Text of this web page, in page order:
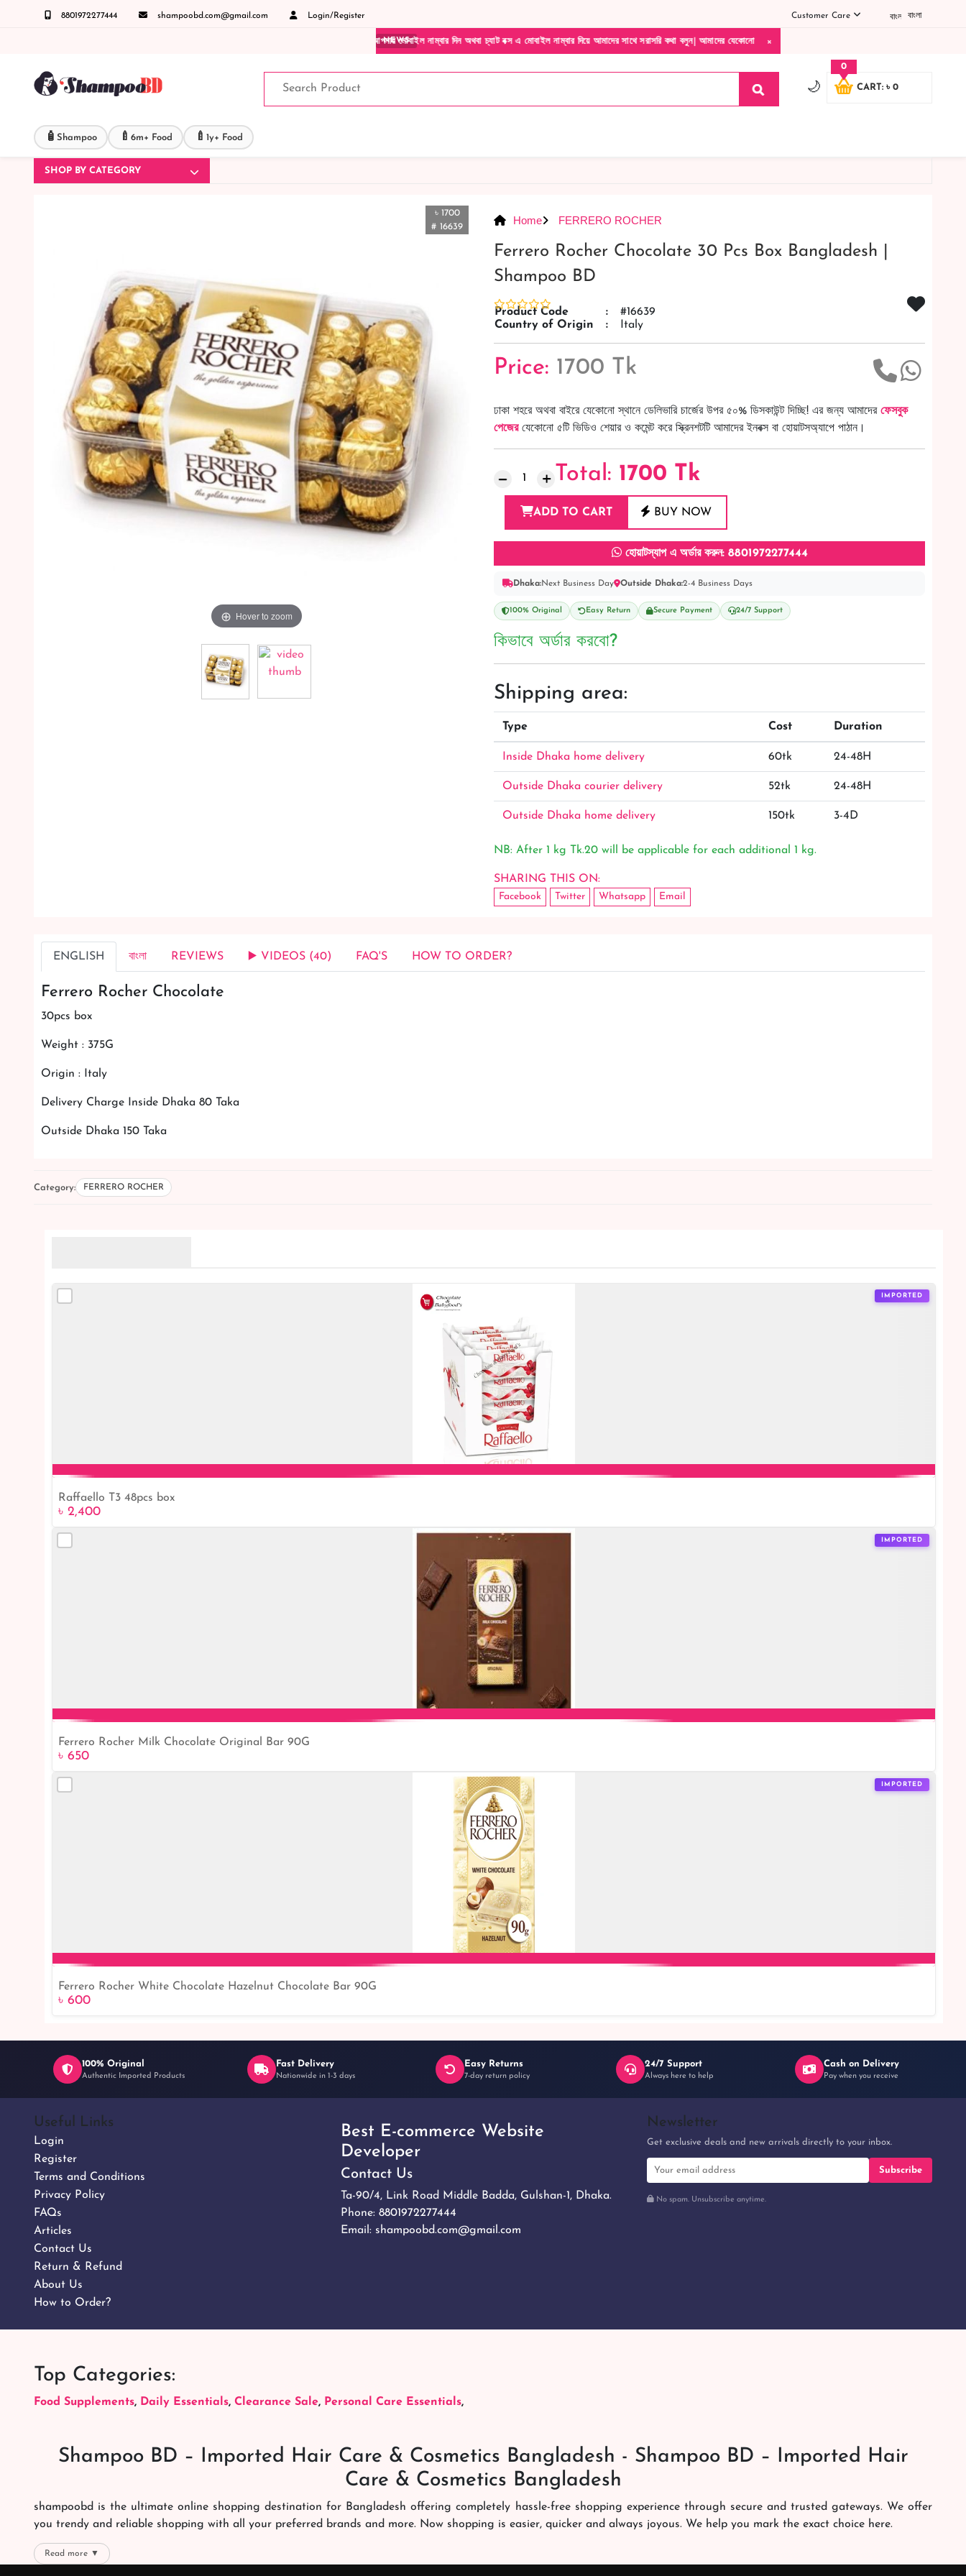
8801972277444 shampoobd.com@gmail.com Login/Register বাংলা
Customer Care
×
NEWS
কল করুনঃ ( IMO + Whatsapp ) +8801972277444 সহজে অর্ডার করতে প্রোডাক্ট পেজে আপনার মোবাইল নাম্বার দিন অথবা চ্যাট বক্স এ মোবাইল নাম্বার দিয়ে আমাদের সাথে সরাসরি কথা বলুন| আমাদের যেকোনো পণ্য হাতে নিয়ে দেখে টাকা দিবেন ডেলিভারি ম্যান চলে যাওয়ার পরে
🌙 CART: ৳ 0
0
🧴 Shampoo 🍼 6m+ Food 🍼 1y+ Food
SHOP BY CATEGORY
৳ 1700
# 16639
Hover to zoom
Home FERRERO ROCHER
Ferrero Rocher Chocolate 30 Pcs Box Bangladesh |
Shampoo BD
Product Code :
#16639
Country of Origin
: Italy
Price: 1700 Tk
ঢাকা শহরে অথবা বাইরে যেকোনো স্থানে ডেলিভারি চার্জের উপর ৫০% ডিসকাউন্ট দিচ্ছি! এর জন্য আমাদের ফেসবুক
পেজেরযেকোনো ৫টি ভিডিও শেয়ার ও কমেন্ট করে স্ক্রিনশটটি আমাদের ইনবক্স বা হোয়াটসঅ্যাপে পাঠান।
Total: 1700 Tk
ADD TO CART BUY NOW
হোয়াটস্যাপ এ অর্ডার করুন: 8801972277444
Dhaka:Next Business Day Outside Dhaka:2-4 Business Days
100% Original Easy Return Secure Payment 24/7 Support
কিভাবে অর্ডার করবো?
Shipping area:
Type Cost Duration
Inside Dhaka home delivery 60tk 24-48H
Outside Dhaka courier delivery 52tk 24-48H
Outside Dhaka home delivery 150tk 3-4D
NB: After 1 kg Tk.20 will be applicable for each additional 1 kg.
SHARING THIS ON:
Facebook Twitter Whatsapp Email
ENGLISH বাংলা REVIEWS ▶️ VIDEOS (40) FAQ'S HOW TO ORDER?
Ferrero Rocher Chocolate
30pcs box
Weight : 375G
Origin : Italy
Delivery Charge Inside Dhaka 80 Taka
Outside Dhaka 150 Taka
Category: FERRERO ROCHER
IMPORTED
Raffaello T3 48pcs box
৳ 2,400
IMPORTED
Ferrero Rocher Milk Chocolate Original Bar 90G
৳ 650
IMPORTED
Ferrero Rocher White Chocolate Hazelnut Chocolate Bar 90G
৳ 600
100% Original
Authentic Imported Products
Fast Delivery
Nationwide in 1-3 days
Easy Returns
7-day return policy
24/7 Support
Always here to help
Cash on Delivery
Pay when you receive
Useful Links
Login
Register
Terms and Conditions
Privacy Policy
FAQs
Articles
Contact Us
Return & Refund
About Us
How to Order?
Best E-commerce Website
Developer
Contact Us
Ta-90/4, Link Road Middle Badda, Gulshan-1, Dhaka.
Phone: 8801972277444
Email: shampoobd.com@gmail.com
Newsletter
Get exclusive deals and new arrivals directly to your inbox.
Subscribe
No spam. Unsubscribe anytime.
Top Categories:
Food Supplements, Daily Essentials, Clearance Sale, Personal Care Essentials,
Shampoo BD – Imported Hair Care & Cosmetics Bangladesh - Shampoo BD – Imported Hair
Care & Cosmetics Bangladesh
shampoobd is the ultimate online shopping destination for Bangladesh offering completely hassle-free shopping experience through secure and trusted gateways. We offer
you trendy and reliable shopping with all your preferred brands and more. Now shopping is easier, quicker and always joyous. We help you mark the exact choice here.
We offer our customers with memorable online shopping experience. Our dedicated shampoobd quality assurance team works round the clock to personally make sure the
Read more ▼